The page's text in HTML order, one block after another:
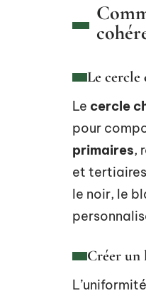
Le cercle
Le cercle
pour
primaires,
et
le noir, le
Créer un